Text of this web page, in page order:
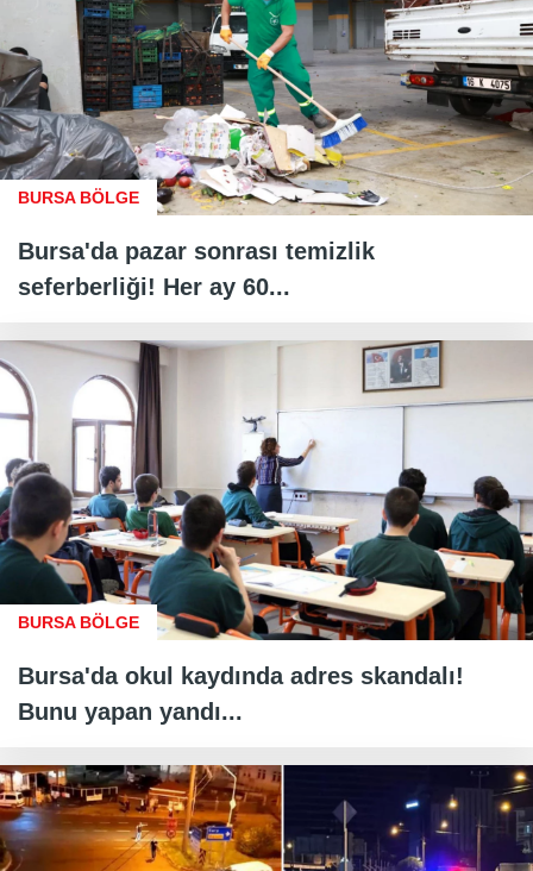
BURSA BÖLGE
Bursa'da pazar sonrası temizlik
seferberliği! Her ay 60...
BURSA BÖLGE
Bursa'da okul kaydında adres skandalı!
Bunu yapan yandı...